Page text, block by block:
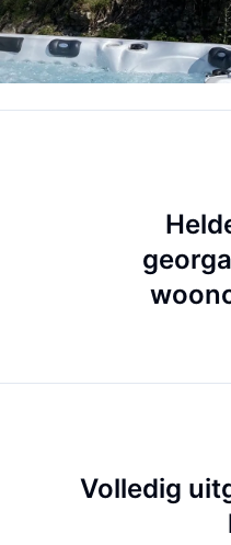
Volledig